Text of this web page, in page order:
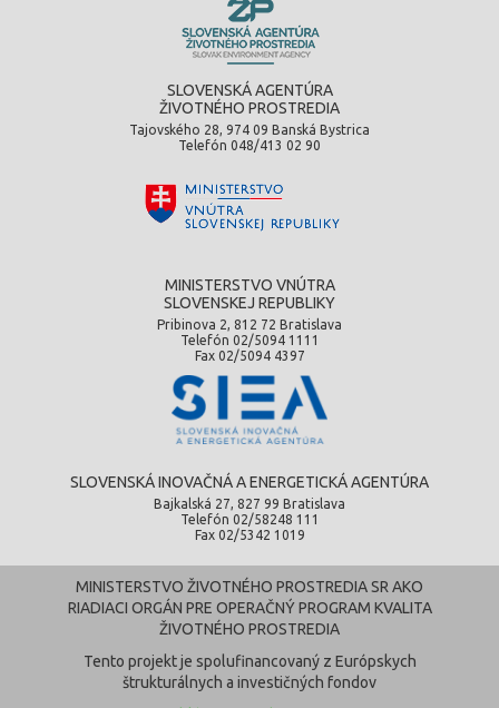
SLOVENSKÁ AGENTÚRA
ŽIVOTNÉHO PROSTREDIA
Tajovského 28, 974 09 Banská Bystrica
Telefón 048/413 02 90
MINISTERSTVO VNÚTRA
SLOVENSKEJ REPUBLIKY
Pribinova 2, 812 72 Bratislava
Telefón 02/5094 1111
Fax 02/5094 4397
SLOVENSKÁ INOVAČNÁ A ENERGETICKÁ AGENTÚRA
Bajkalská 27, 827 99 Bratislava
Telefón 02/58248 111
Fax 02/5342 1019
MINISTERSTVO ŽIVOTNÉHO PROSTREDIA SR AKO
RIADIACI ORGÁN PRE OPERAČNÝ PROGRAM KVALITA
ŽIVOTNÉHO PROSTREDIA
Tento projekt je spolufinancovaný z Európskych
štrukturálnych a investičných fondov